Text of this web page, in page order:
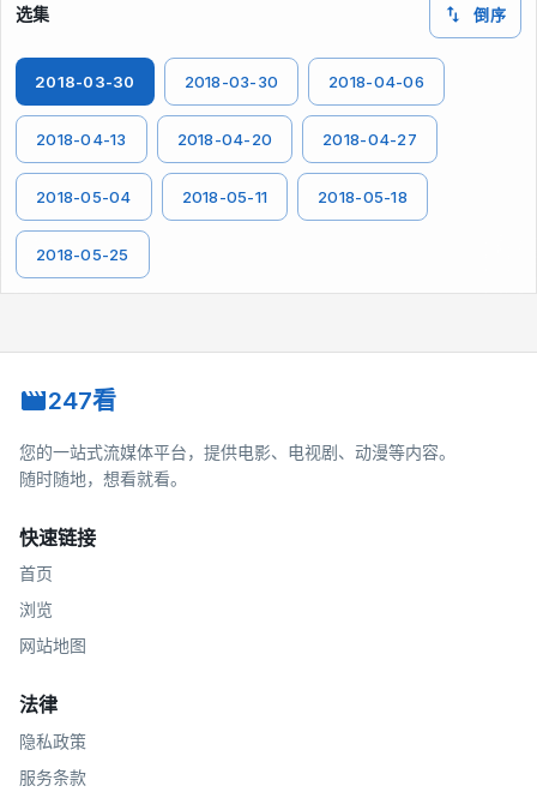
选集 倒序
2018-03-30 2018-03-30 2018-04-06
2018-04-13 2018-04-20 2018-04-27
2018-05-04 2018-05-11 2018-05-18
2018-05-25
247看
您的一站式流媒体平台，提供电影、电视剧、动漫等内容。
随时随地，想看就看。
快速链接
首页
浏览
网站地图
法律
隐私政策
服务条款